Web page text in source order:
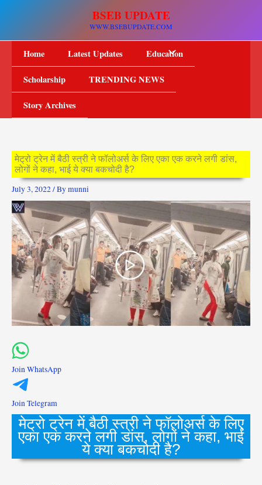
BSEB UPDATE
WWW.BSEBUPDATE.COM
Home Latest Updates Education
Scholarship TRENDING NEWS
Story Archives
मेट्रो ट्रेन में बैठी स्त्री ने फॉलोअर्स के लिए एका एक करने लगी डांस,
लोगों ने कहा, भाई ये क्या बकचोदी है?
July 3, 2022/ Bymunni
Join WhatsApp
Join Telegram
मेट्रो ट्रेन में बैठी स्त्री ने फॉलोअर्स के लिए
एका एक करने लगी डांस, लोगों ने कहा, भाई
ये क्या बकचोदी है?